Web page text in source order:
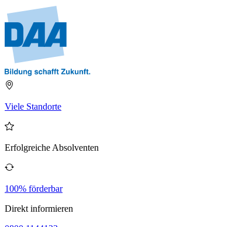
Viele Standorte
Erfolgreiche Absolventen
100% förderbar
Direkt informieren